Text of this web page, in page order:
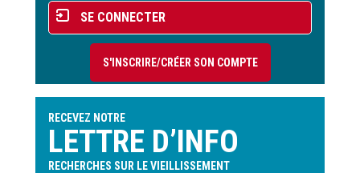
Menu
du
compte
l'utilisateur
SE CONNECTER
S'INSCRIRE/CRÉER SON COMPTE
RECEVEZ NOTRE
LETTRE D’INFO
RECHERCHES SUR LE VIEILLISSEMENT